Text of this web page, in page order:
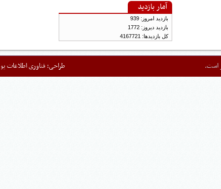
آمار بازدید
بازدید امروز: 939
بازدید دیروز: 1772
کل بازدیدها: 4167721
طراحی:فناوری اطلاعات یورد